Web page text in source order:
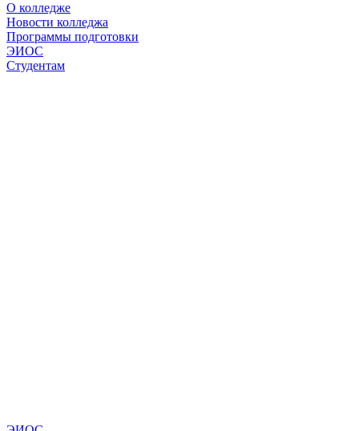
О колледже
Новости колледжа
Программы подготовки
ЭИОС
Студентам